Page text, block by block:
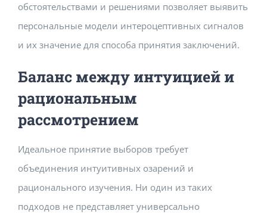
обстоятельствами и решениями позволяет выявить
персональные модели интероцептивных сигналов
и их значение для способа принятия заключений.
Баланс между интуицией и
рациональным
рассмотрением
Идеальное принятие выборов требует
объединения интуитивных озарений и
рационального изучения. Ни один из таких
подходов не представляет универсально